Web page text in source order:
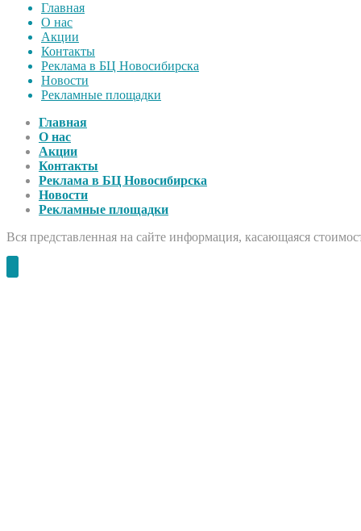
Главная
О нас
Акции
Контакты
Реклама в БЦ Новосибирска
Новости
Рекламные площадки
Главная
О нас
Акции
Контакты
Реклама в БЦ Новосибирска
Новости
Рекламные площадки
Вся представленная на сайте информация, касающаяся